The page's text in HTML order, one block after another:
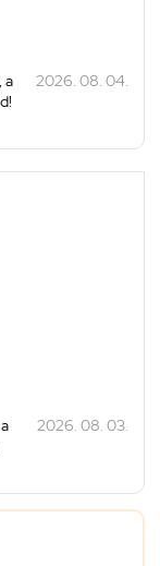
a
2026. 08. 04.
2026. 08. 03.